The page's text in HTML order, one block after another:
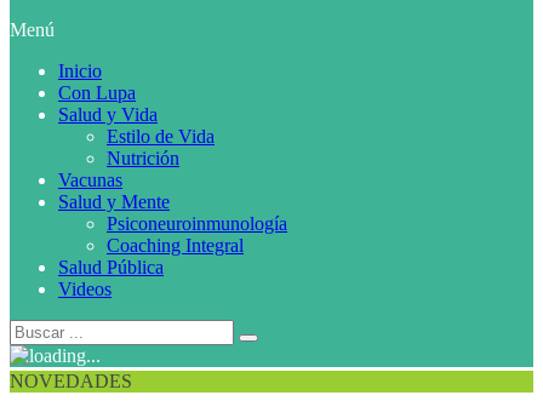
Menú
Inicio
Con Lupa
Salud y Vida
Estilo de Vida
Nutrición
Vacunas
Salud y Mente
Psiconeuroinmunología
Coaching Integral
Salud Pública
Videos
NOVEDADES